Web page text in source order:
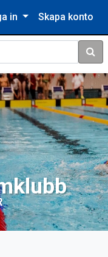
in Skapa konto
Sök